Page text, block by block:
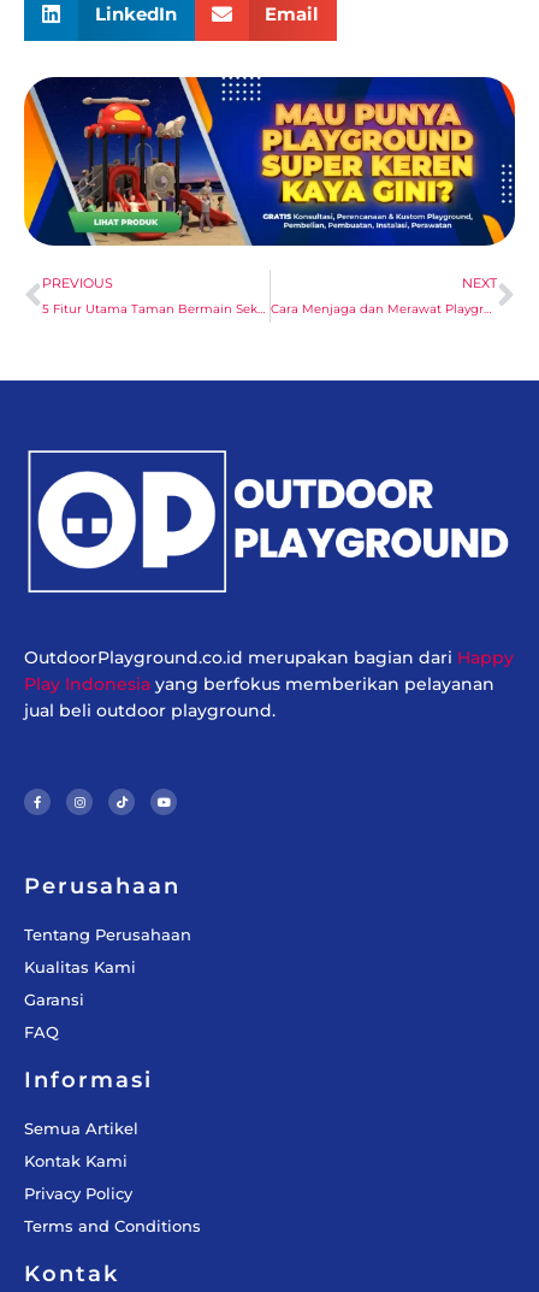
LinkedIn Email
Prev
PREVIOUS NEXT
Cara Menjaga dan Merawat Playground di Sekolah Agar Aman
OutdoorPlayground.co.id merupakan bagian dari Happy
Play Indonesia yang berfokus memberikan pelayanan
jual beli outdoor playground.
c
e
b
f
s
t
a
k
t
o
u
t
u
Perusahaan
Tentang Perusahaan
Kualitas Kami
Garansi
FAQ
Informasi
Semua Artikel
Kontak Kami
Privacy Policy
Terms and Conditions
Kontak